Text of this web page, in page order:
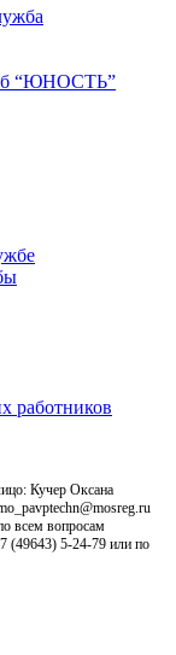
“ЮНОСТЬ”
работников
Кучер Оксана
всем вопросам
(49643) 5-24-79 или по